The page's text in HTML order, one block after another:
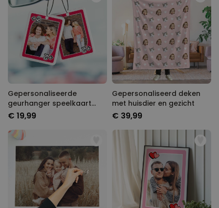
Gepersonaliseerde
geurhanger speelkaart
met foto set van 2
€ 19,99
Gepersonaliseerd deken
met huisdier en gezicht
€ 39,99